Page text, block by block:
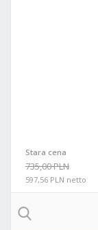
Stara cena
735,00 PLN
597,56 PLN netto